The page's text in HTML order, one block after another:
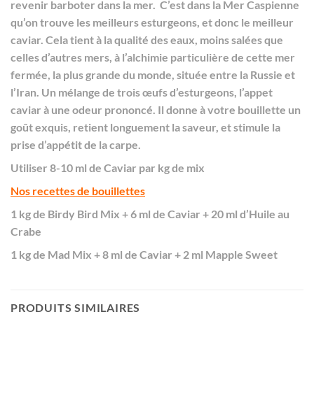
revenir barboter dans la mer. C’est dans la Mer Caspienne
qu’on trouve les meilleurs esturgeons, et donc le meilleur
caviar. Cela tient à la qualité des eaux, moins salées que
celles d’autres mers, à l’alchimie particulière de cette mer
fermée, la plus grande du monde, située entre la Russie et
l’Iran. Un mélange de trois œufs d’esturgeons, l’appet
caviar à une odeur prononcé. Il donne à votre bouillette un
goût exquis, retient longuement la saveur, et stimule la
prise d’appétit de la carpe.
Utiliser 8-10 ml de Caviar par kg de mix
Nos recettes de bouillettes
1 kg de Birdy Bird Mix + 6 ml de Caviar + 20 ml d’Huile au
Crabe
1 kg de Mad Mix + 8 ml de Caviar + 2 ml Mapple Sweet
PRODUITS SIMILAIRES